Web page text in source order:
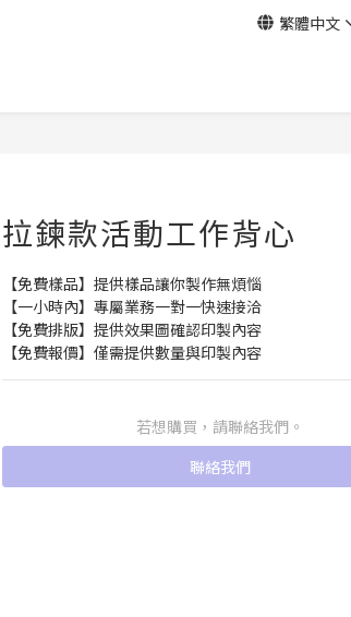
繁體中文
拉鍊款活動工作背心
【免費樣品】提供樣品讓你製作無煩惱
【一小時內】專屬業務一對一快速接洽
【免費排版】提供效果圖確認印製內容
【免費報價】僅需提供數量與印製內容
若想購買，請聯絡我們。
聯絡我們